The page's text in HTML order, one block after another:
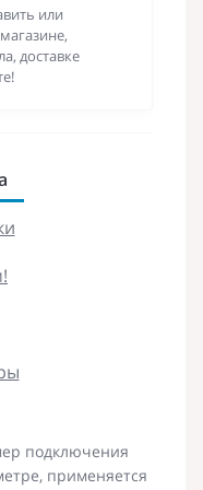
или
доставке
подключения
применяется